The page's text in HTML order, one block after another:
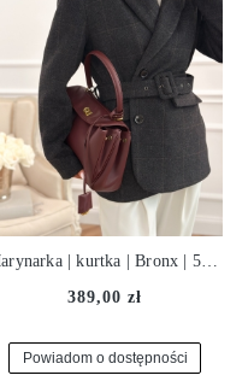
Marynarka | kurtka | Bronx | 50% wełna | antracyt ♡
389,00 zł
Powiadom o dostępności